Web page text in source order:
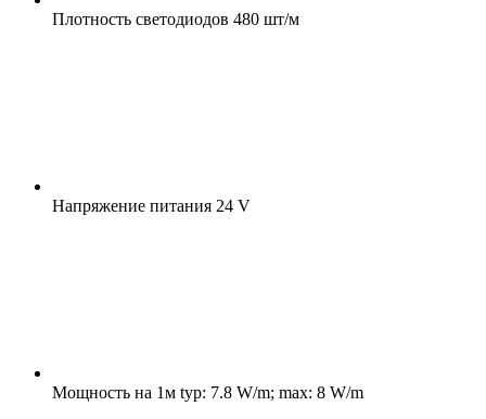
Плотность светодиодов 480 шт/м
Напряжение питания 24 V
Мощность на 1м typ: 7.8 W/m; max: 8 W/m